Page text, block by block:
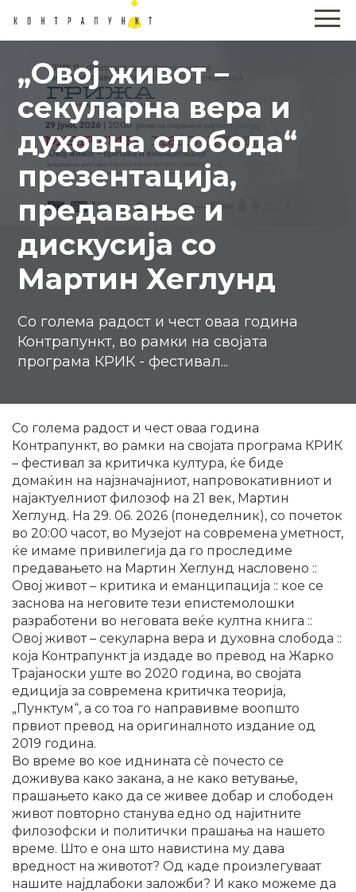
„Овој живот –
секуларна вера и
духовна слобода“
презентација,
предавање и
дискусија со
Мартин Хеглунд
Со голема радост и чест оваа година
Контрапункт, во рамки на својата
програма КРИК - фестивал...
Со голема радост и чест оваа година
Контрапункт, во рамки на својата програма КРИК
– фестивал за критичка култура, ќе биде
домаќин на најзначајниот, напровокативниот и
најактуелниот филозоф на 21 век, Мартин
Хеглунд. На 29. 06. 2026 (понеделник), со почеток
во 20:00 часот, во Музејот на современа уметност,
ќе имаме привилегија да го проследиме
предавањето на Мартин Хеглунд насловено ::
Овој живот – критика и еманципација :: кое се
заснова на неговите тези епистемолошки
разработени во неговата веќе култна книга ::
Овој живот – секуларна вера и духовна слобода ::
која Контрапункт ја издаде во превод на Жарко
Трајаноски уште во 2020 година, во својата
едиција за современа критичка теорија,
„Пунктум“, а со тоа го направивме воопшто
првиот превод на оригиналното издание од
2019 година.
Во време во кое иднината сè почесто се
доживува како закана, а не како ветување,
прашањето како да се живее добар и слободен
живот повторно станува едно од најитните
филозофски и политички прашања на нашето
време. Што е она што навистина му дава
вредност на животот? Од каде произлегуваат
нашите најдлабоки заложби? И како можеме да